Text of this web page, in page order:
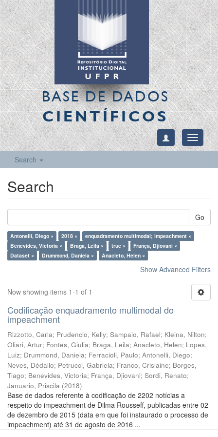
BASE DE DADOS
CIENTÍFICOS
Toggle
Search
Search
Go
Antonelli, Diego × 2018 ×
enquadramento multimodal; impeachment ×
Benevides, Victoria ×
Braga, Leila × true ×
França, Djiovani ×
Dataset ×
Drummond, Daniela × Anacleto, Helen ×
Show Advanced Filters
Now showing items 1-1 of 1
Codificação enquadramento multimodal do
impeachment
Rizzotto, Carla; Prudencio, Kelly; Sampaio, Rafael; Kleina, Nilton;
Oliari, Artur; Fontes, Giulia; Braga, Leila; Anacleto, Helen; Lopes,
Luiz; Drummond, Daniela; Ferracioli, Paulo; Antonelli, Diego;
Neves, Dédallo; Petrucci, Gabriela; Franco, Crislaine; Borges,
Tiago; Benevides, Victoria; França, Djiovani; Sordi, Renato;
Januario, Priscila (2018)
Base de dados referente à codificação de 2202 notícias a
respeito do impeachment de Dilma Rousseff, publicadas entre 02
de dezembro de 2015 (data em que foi instaurado o processo de
impeachment) até 31 de agosto de 2016 ...